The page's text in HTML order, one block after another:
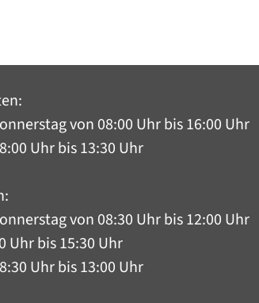
von 08:00 Uhr bis 16:00 Uhr
Uhr bis 13:30 Uhr
von 08:30 Uhr bis 12:00 Uhr
Uhr bis 15:30 Uhr
Uhr bis 13:00 Uhr